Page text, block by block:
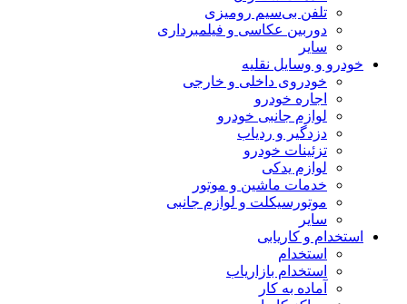
تلفن بی‌سیم رومیزی
دوربین عکاسی و فیلمبرداری
سایر
خودرو و وسایل نقلیه
خودروی داخلی و خارجی
اجاره خودرو
لوازم جانبی خودرو
دزدگیر و ردیاب
تزئینات خودرو
لوازم یدکی
خدمات ماشین و موتور
موتورسیکلت و لوازم جانبی
سایر
استخدام و کاریابی
استخدام
استخدام بازاریاب
آماده به کار